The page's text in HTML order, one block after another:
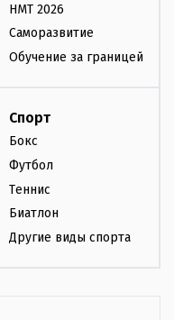
НМТ 2026
Саморазвитие
Обучение за границей
Спорт
Бокс
Футбол
Теннис
Биатлон
Другие виды спорта